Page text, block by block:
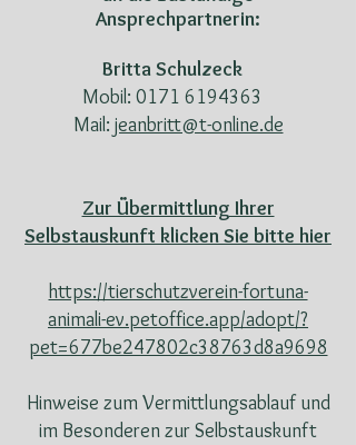
Ansprechpartnerin:
Britta Schulzeck
Mobil: 0171 6194363
Mail: jeanbritt@t-online.de
Zur Übermittlung Ihrer
Selbstauskunft klicken Sie bitte hier
https://tierschutzverein-fortuna-
animali-ev.petoffice.app/adopt/?
pet=677be247802c38763d8a9698
Hinweise zum Vermittlungsablauf und
im Besonderen zur Selbstauskunft